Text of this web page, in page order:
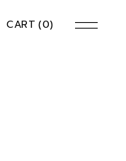
CART (0)